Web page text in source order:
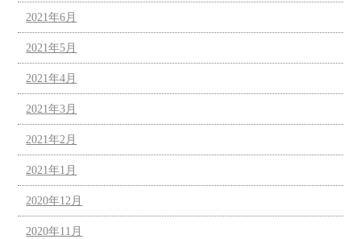
2021年6月
2021年5月
2021年4月
2021年3月
2021年2月
2021年1月
2020年12月
2020年11月